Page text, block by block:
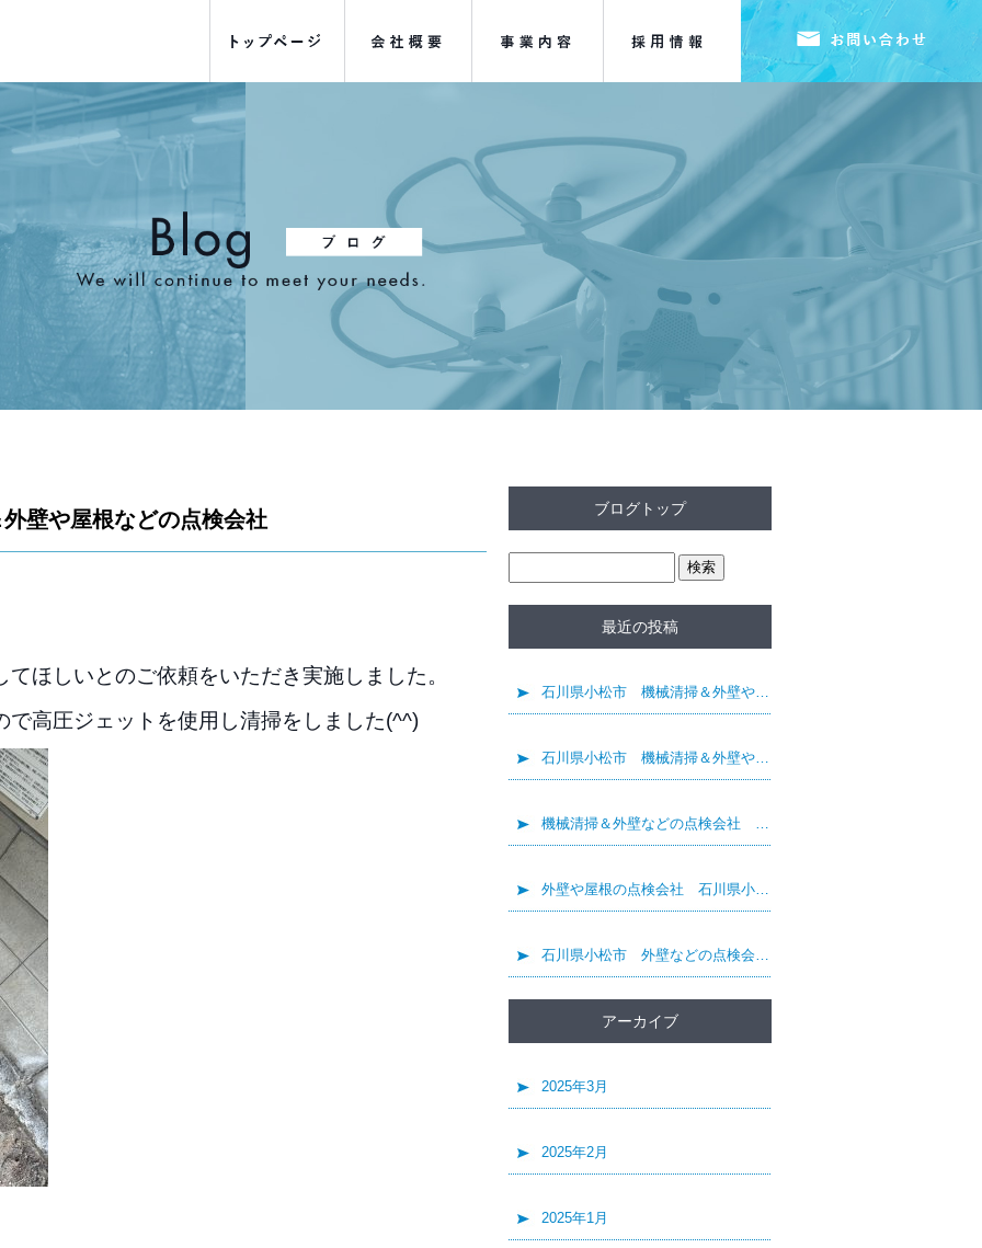
壁や屋根などの点検会社
ほしいとのご依頼をいただき実施しました。
高圧ジェットを使用し清掃をしました(^^)
ブログトップ
最近の投稿
石川県小松市 機械清掃＆外壁や屋根などの点検会社
石川県小松市 機械清掃＆外壁や屋根などの点検会社
機械清掃＆外壁などの点検会社 除雪作業を行いました☆
外壁や屋根の点検会社 石川県小松市 風景動画の撮影
石川県小松市 外壁などの点検会社 ドローン研修会に参加
アーカイブ
2025年3月
2025年2月
2025年1月